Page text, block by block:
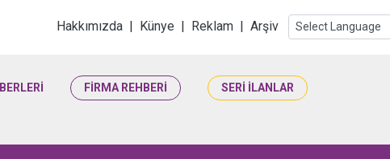
Bilimleri
Hakkımızda | Künye | Reklam | Arşiv
FİRMA REHBERİ SERİ İLANLAR